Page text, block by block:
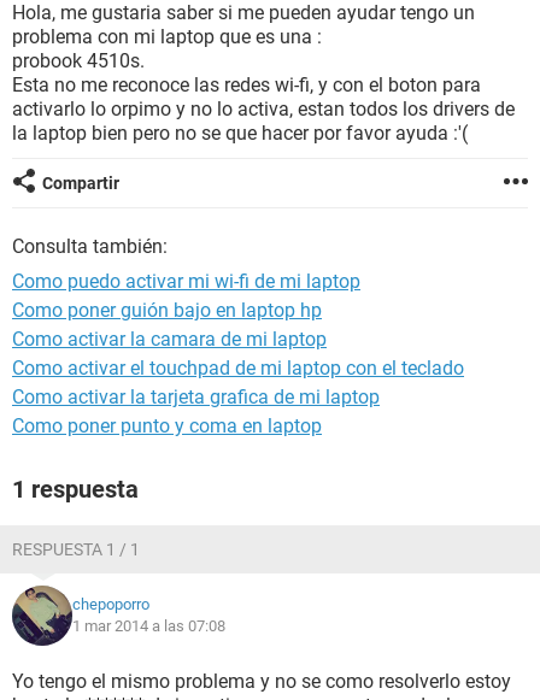
Hola, me gustaria saber si me pueden ayudar tengo un
problema con mi laptop que es una :
probook 4510s.
Esta no me reconoce las redes wi-fi, y con el boton para
activarlo lo orpimo y no lo activa, estan todos los drivers de
la laptop bien pero no se que hacer por favor ayuda :'(
Compartir
Consulta también:
Como puedo activar mi wi-fi de mi laptop
Como poner guión bajo en laptop hp
Como activar la camara de mi laptop
Como activar el touchpad de mi laptop con el teclado
Como activar la tarjeta grafica de mi laptop
Como poner punto y coma en laptop
1 respuesta
RESPUESTA 1 / 1
chepoporro
1 mar 2014 a las 07:08
Yo tengo el mismo problema y no se como resolverlo estoy